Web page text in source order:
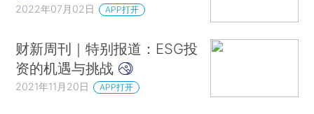
2022年07月02日 APP打开
财新周刊｜特别报道：ESG投
资的机遇与挑战
2021年11月20日 APP打开